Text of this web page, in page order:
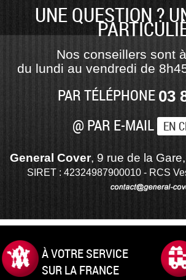
UNE QUESTION ?
Nos conseillers sont
du lundi au vendredi de
PAR TÉLÉPHONE 03
@ PAR E-MAIL EN
General Cover, 9 rue de la
SIRET : 42324987900010 - RCS
À VOTRE SERVICE
SUR LA FRANCE